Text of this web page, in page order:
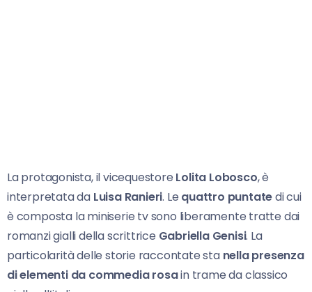
La protagonista, il vicequestore Lolita Lobosco, è
interpretata da Luisa Ranieri. Le quattro puntatedi cui
è composta la miniserie tv sono liberamente tratte dai
romanzi gialli della scrittrice Gabriella Genisi. La
particolarità delle storie raccontate sta nella presenza
di elementi da commedia rosain trame da classico